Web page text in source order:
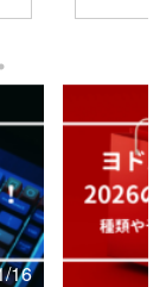
報に加え ブックオフ
方法から購入方法ま
みました！ Contents
2025の予約、購入方
約、購入する方法公
する方法ブックオフ
ネタ ...
16